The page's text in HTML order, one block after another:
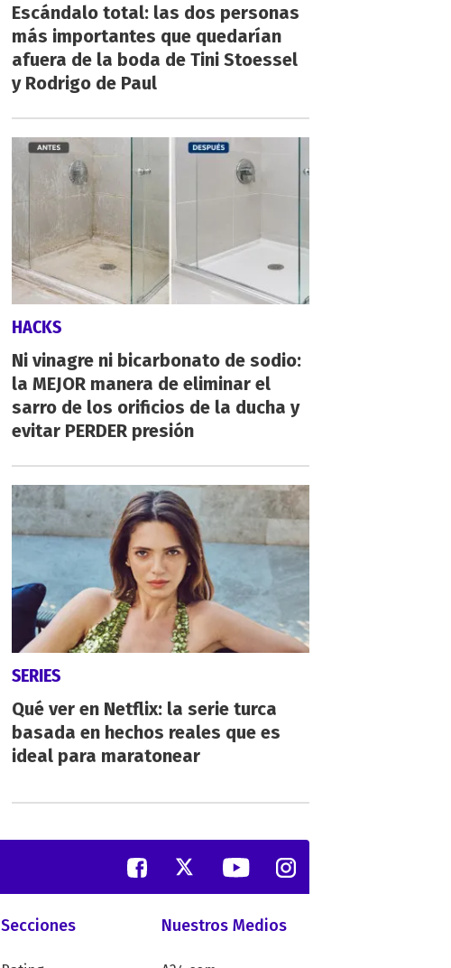
Escándalo total: las dos personas
más importantes que quedarían
afuera de la boda de Tini Stoessel
y Rodrigo de Paul
HACKS
Ni vinagre ni bicarbonato de sodio:
la MEJOR manera de eliminar el
sarro de los orificios de la ducha y
evitar PERDER presión
SERIES
Qué ver en Netflix: la serie turca
basada en hechos reales que es
ideal para maratonear
Secciones Nuestros Medios